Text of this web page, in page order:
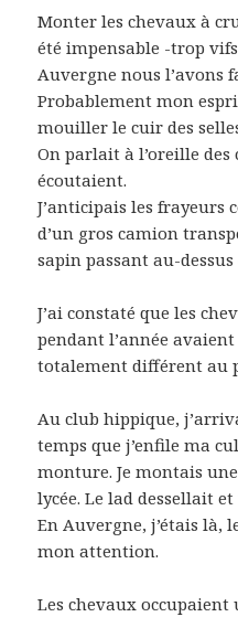
Monter les chevaux à
été impensable -trop
Auvergne nous l’avons
Probablement mon
mouiller le cuir des
On parlait à l’oreille des
écoutaient.
J’anticipais les
d’un gros camion
sapin passant au-
J’ai constaté que les
pendant l’année
totalement différent au
Au club hippique,
temps que j’enfile ma
monture. Je montais
lycée. Le lad dessellait
En Auvergne, j’étais là,
mon attention.
Les chevaux